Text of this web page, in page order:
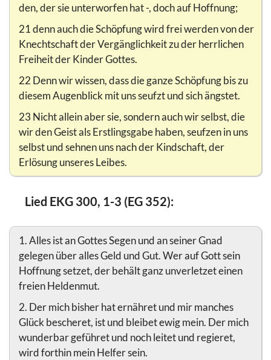
den, der sie unterworfen hat -, doch auf Hoffnung;
21 denn auch die Schöpfung wird frei werden von der
Knechtschaft der Vergänglichkeit zu der herrlichen
Freiheit der Kinder Gottes.
22 Denn wir wissen, dass die ganze Schöpfung bis zu
diesem Augenblick mit uns seufzt und sich ängstet.
23 Nicht allein aber sie, sondern auch wir selbst, die
wir den Geist als Erstlingsgabe haben, seufzen in uns
selbst und sehnen uns nach der Kindschaft, der
Erlösung unseres Leibes.
Lied EKG 300, 1-3 (EG 352):
1. Alles ist an Gottes Segen und an seiner Gnad
gelegen über alles Geld und Gut. Wer auf Gott sein
Hoffnung setzet, der behält ganz unverletzet einen
freien Heldenmut.
2. Der mich bisher hat ernähret und mir manches
Glück bescheret, ist und bleibet ewig mein. Der mich
wunderbar geführet und noch leitet und regieret,
wird forthin mein Helfer sein.